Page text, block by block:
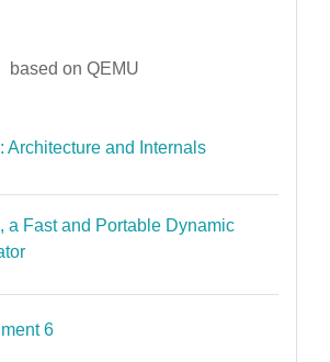
based on QEMU
Architecture and Internals
a Fast and Portable Dynamic
6Σελίδα